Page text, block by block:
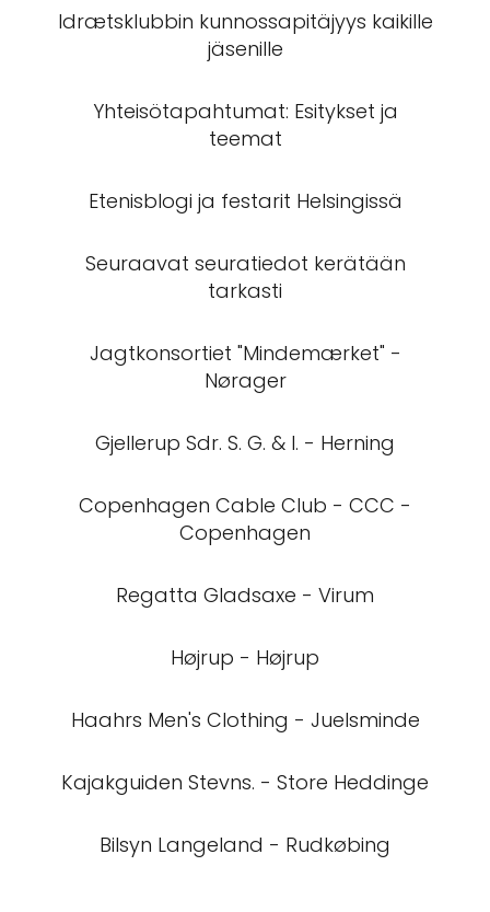
Idrætsklubbin kunnossapitäjyys kaikille
jäsenille
Yhteisötapahtumat: Esitykset ja
teemat
Etenisblogi ja festarit Helsingissä
Seuraavat seuratiedot kerätään
tarkasti
Jagtkonsortiet "Mindemærket" -
Nørager
Gjellerup Sdr. S. G. & I. - Herning
Copenhagen Cable Club - CCC -
Copenhagen
Regatta Gladsaxe - Virum
Højrup - Højrup
Haahrs Men's Clothing - Juelsminde
Kajakguiden Stevns. - Store Heddinge
Bilsyn Langeland - Rudkøbing